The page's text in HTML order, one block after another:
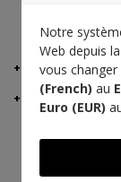
DÉTAILS
LIVRAISON ET
Notre
Web depuis la
vous
(French) au
Euro (EUR)